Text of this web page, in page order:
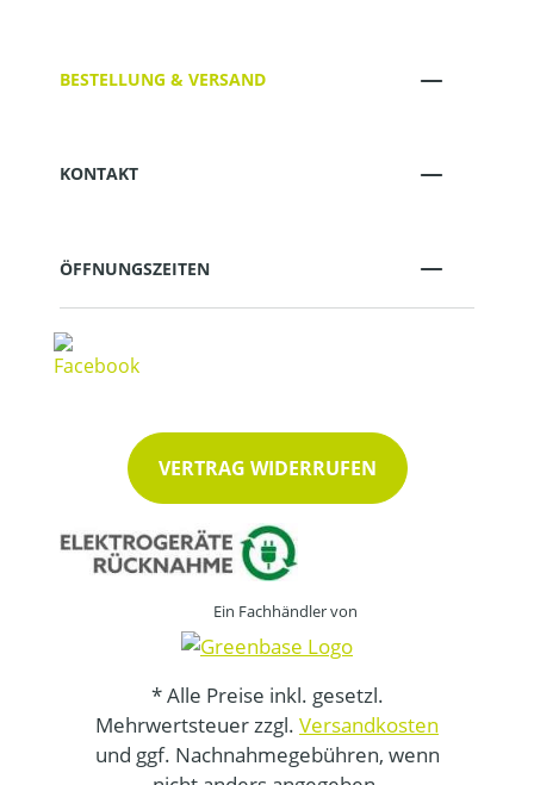
BESTELLUNG & VERSAND
KONTAKT
ÖFFNUNGSZEITEN
VERTRAG WIDERRUFEN
Ein Fachhändler von
* Alle Preise inkl. gesetzl.
Mehrwertsteuer zzgl. Versandkosten
und ggf. Nachnahmegebühren, wenn